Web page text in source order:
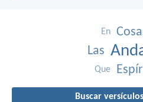
En
Las
Que
Buscar